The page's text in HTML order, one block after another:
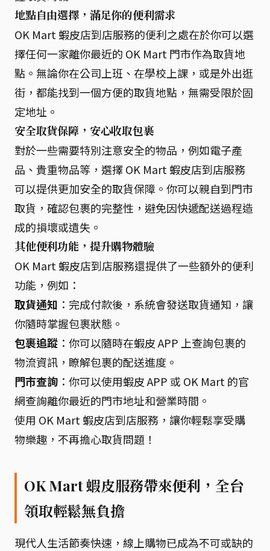
地點自由選擇，滿足你的便利需求
OK Mart 蝦皮店到店服務的便利之處在於你可以選
擇任何一家離你最近的 OK Mart 門市作為取貨地
點。無論你在公司上班、在學校上課，或是外出逛
街，都能找到一個方便的取貨地點，無需受限於固
定地址。
安全取貨保障，安心收取包裹
對於一些需要特別注意安全的物品，例如電子產
品、貴重物品等，選擇 OK Mart 蝦皮店到店服務
可以提供更加安全的取貨保障。你可以親自到門市
取貨，確認包裹的完整性，避免因快遞配送過程造
成的損壞或遺失。
其他便利功能，提升購物體驗
OK Mart 蝦皮店到店服務還提供了一些額外的便利
功能，例如：
取貨通知 ：完成付款後，系統會發送取貨通知，讓
你隨時掌握包裹狀態。
包裹追蹤 ：你可以隨時在蝦皮 APP 上查詢包裹的
物流資訊，瞭解包裹的配送進度。
門市查詢 ：你可以使用蝦皮 APP 或 OK Mart 的官
網查詢離你最近的門市地址和營業時間。
使用 OK Mart 蝦皮店到店服務，讓你輕鬆享受購
物樂趣，不再擔心取貨問題！
OK Mart 蝦皮服務帶來便利，全台
領取輕鬆無負擔
現代人生活節奏快速，線上購物已成為不可或缺的